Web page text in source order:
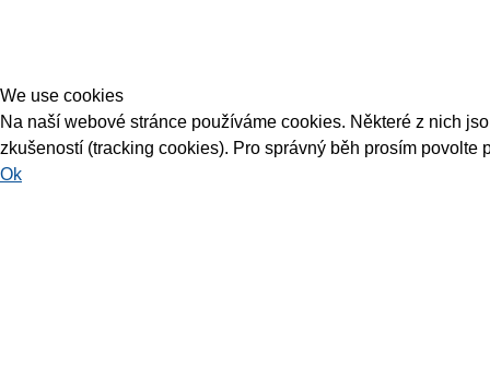
We use cookies
Na naší webové stránce používáme cookies. Některé z nich
zkušeností (tracking cookies). Pro správný běh prosím povolte
Ok